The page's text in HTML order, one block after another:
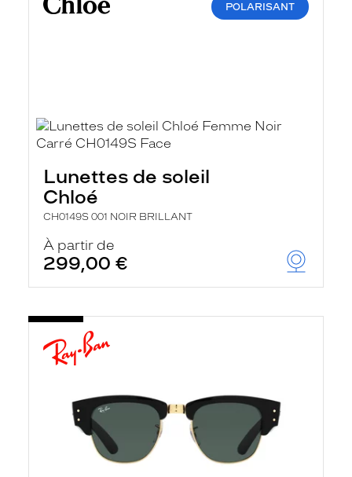
POLARISANT
Lunettes de soleil
Chloé
CH0149S 001 NOIR BRILLANT
À partir de
299,00 €